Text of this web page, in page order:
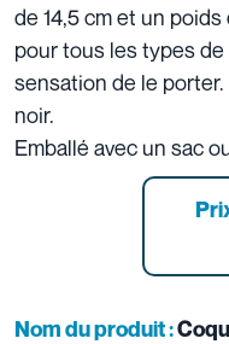
de 14,5 cm et un
pour tous les types
sensation de le
noir.
Emballé avec un sac
Nom du produit :